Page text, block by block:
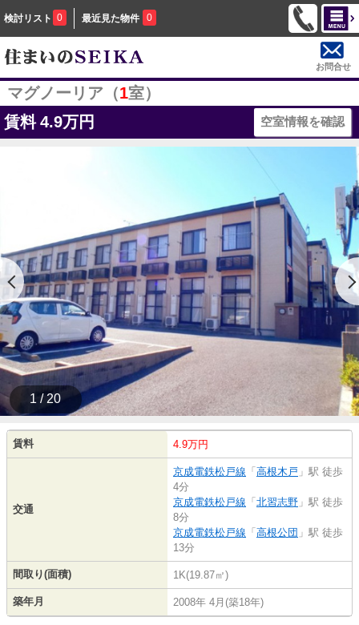
検討リスト 0 最近見た物件 0
お問合せ
マグノーリア（1室）
賃料 4.9万円 空室情報を確認
1 / 20
賃料 4.9万円
交通
京成電鉄松戸線 「 高根木戸 」駅 徒歩
4分
京成電鉄松戸線 「 北習志野 」駅 徒歩
8分
京成電鉄松戸線 「 高根公団 」駅 徒歩
13分
間取り(面積) 1K(19.87㎡)
築年月 2008年 4月(築18年)